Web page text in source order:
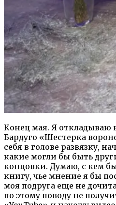
Конец мая. Я откладываю
Бардуго «Шестерка
себя в голове развязку,
какие могли бы быть
концовки. Думаю, с кем
книгу, чье мнение я бы
моя подруга еще не
по этому поводу не